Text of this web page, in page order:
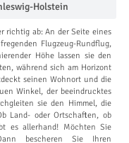
Holstein
richtig ab: An der Seite eines
Flugzeug-Rundflug,
Höhe lassen sie den
während sich am Horizont
seinen Wohnort und die
Winkel, der beeindrucktes
sie den Himmel, die
Land- oder Ortschaften, ob
es allerhand! Möchten Sie
bescheren Sie Ihren